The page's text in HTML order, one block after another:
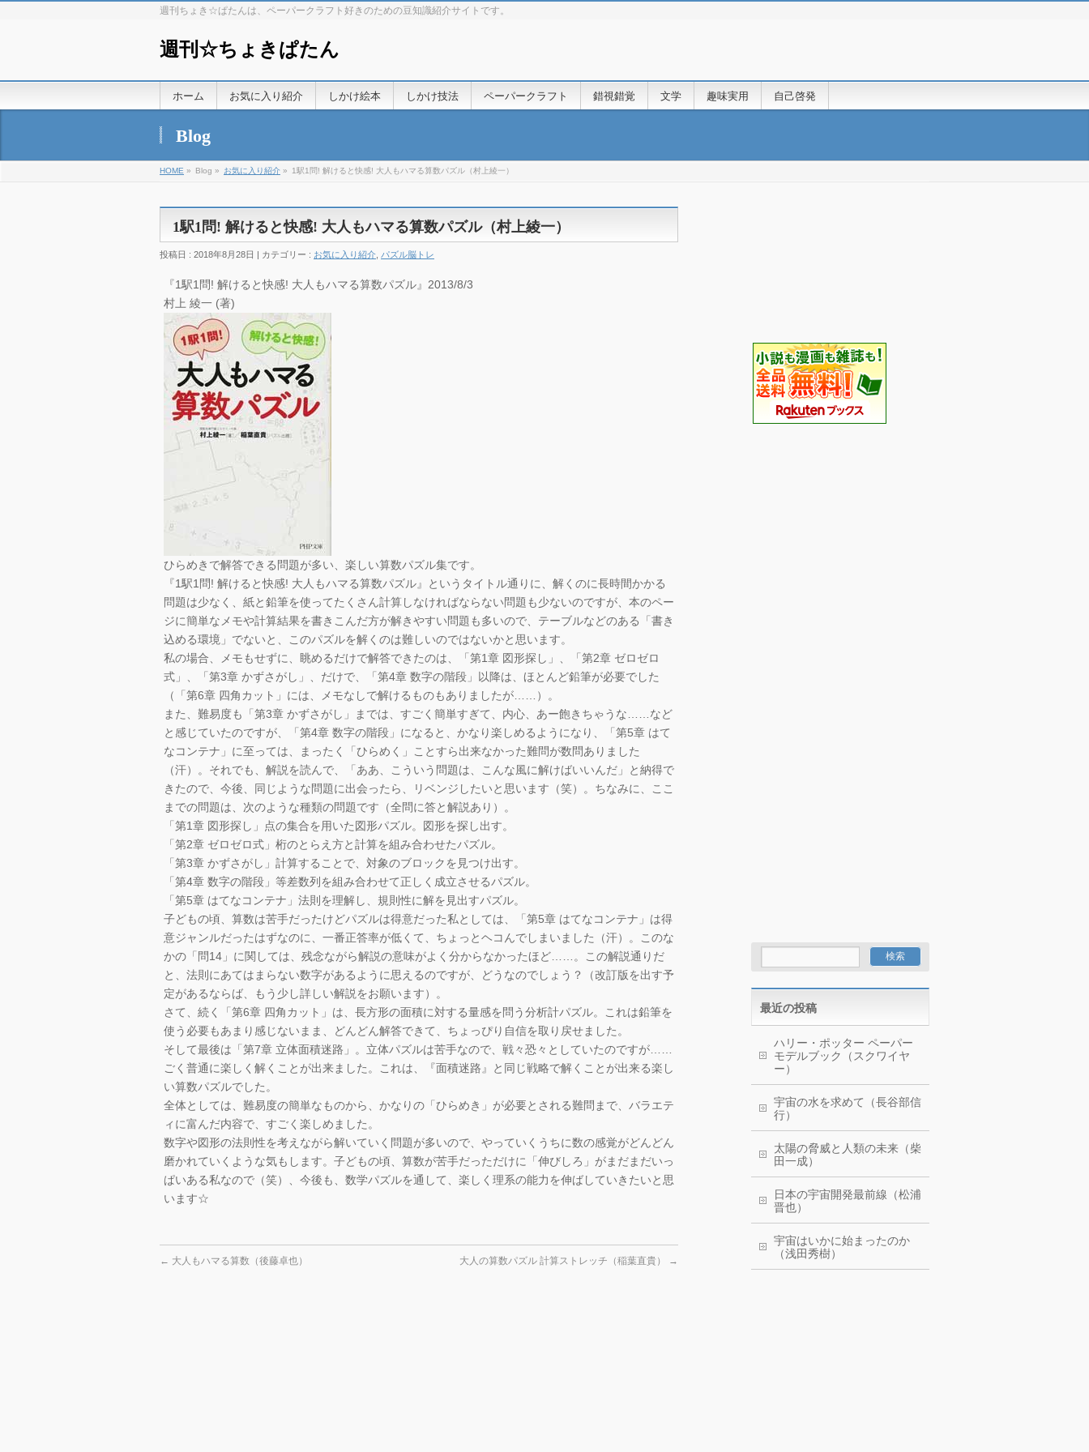
週刊ちょき☆ぱたんは、ペーパークラフト好きのための豆知識紹介サイトです。
週刊☆ちょきぱたん
ホーム お気に入り紹介 しかけ絵本 しかけ技法 ペーパークラフト 錯視錯覚 文学 趣味実用 自己啓発
Blog
HOME » Blog » お気に入り紹介 » 1駅1問! 解けると快感! 大人もハマる算数パズル（村上綾一）
1駅1問! 解けると快感! 大人もハマる算数パズル（村上綾一）
投稿日 : 2018年8月28日 | カテゴリー : お気に入り紹介 パズル脳トレ
『1駅1問! 解けると快感! 大人もハマる算数パズル』2013/8/3
村上 綾一 (著)
ひらめきで解答できる問題が多い、楽しい算数パズル集です。
『1駅1問! 解けると快感! 大人もハマる算数パズル』というタイトル通りに、解くのに長時間かかる
問題は少なく、紙と鉛筆を使ってたくさん計算しなければならない問題も少ないのですが、本のペー
ジに簡単なメモや計算結果を書きこんだ方が解きやすい問題も多いので、テーブルなどのある「書き
込める環境」でないと、このパズルを解くのは難しいのではないかと思います。
私の場合、メモもせずに、眺めるだけで解答できたのは、「第1章 図形探し」、「第2章 ゼロゼロ
式」、「第3章 かずさがし」、だけで、「第4章 数字の階段」以降は、ほとんど鉛筆が必要でした
（「第6章 四角カット」には、メモなしで解けるものもありましたが……）。
また、難易度も「第3章 かずさがし」までは、すごく簡単すぎて、内心、あー飽きちゃうな……など
と感じていたのですが、「第4章 数字の階段」になると、かなり楽しめるようになり、「第5章 はて
なコンテナ」に至っては、まったく「ひらめく」ことすら出来なかった難問が数問ありました
（汗）。それでも、解説を読んで、「ああ、こういう問題は、こんな風に解けばいいんだ」と納得で
きたので、今後、同じような問題に出会ったら、リベンジしたいと思います（笑）。ちなみに、ここ
までの問題は、次のような種類の問題です（全問に答と解説あり）。
「第1章 図形探し」点の集合を用いた図形パズル。図形を探し出す。
「第2章 ゼロゼロ式」桁のとらえ方と計算を組み合わせたパズル。
「第3章 かずさがし」計算することで、対象のブロックを見つけ出す。
「第4章 数字の階段」等差数列を組み合わせて正しく成立させるパズル。
「第5章 はてなコンテナ」法則を理解し、規則性に解を見出すパズル。
子どもの頃、算数は苦手だったけどパズルは得意だった私としては、「第5章 はてなコンテナ」は得
意ジャンルだったはずなのに、一番正答率が低くて、ちょっとヘコんでしまいました（汗）。このな
かの「問14」に関しては、残念ながら解説の意味がよく分からなかったほど……。この解説通りだ
と、法則にあてはまらない数字があるように思えるのですが、どうなのでしょう？（改訂版を出す予
定があるならば、もう少し詳しい解説をお願います）。
さて、続く「第6章 四角カット」は、長方形の面積に対する量感を問う分析計パズル。これは鉛筆を
使う必要もあまり感じないまま、どんどん解答できて、ちょっぴり自信を取り戻せました。
そして最後は「第7章 立体面積迷路」。立体パズルは苦手なので、戦々恐々としていたのですが……
ごく普通に楽しく解くことが出来ました。これは、『面積迷路』と同じ戦略で解くことが出来る楽し
い算数パズルでした。
全体としては、難易度の簡単なものから、かなりの「ひらめき」が必要とされる難問まで、バラエテ
ィに富んだ内容で、すごく楽しめました。
数字や図形の法則性を考えながら解いていく問題が多いので、やっていくうちに数の感覚がどんどん
磨かれていくような気もします。子どもの頃、算数が苦手だっただけに「伸びしろ」がまだまだいっ
ぱいある私なので（笑）、今後も、数学パズルを通して、楽しく理系の能力を伸ばしていきたいと思
います☆
← 大人もハマる算数（後藤卓也） 大人の算数パズル 計算ストレッチ（稲葉直貴） →
最近の投稿
ハリー・ポッター ペーパー
モデルブック（スクワイヤ
ー）
宇宙の水を求めて（長谷部信
行）
太陽の脅威と人類の未来（柴
田一成）
日本の宇宙開発最前線（松浦
晋也）
宇宙はいかに始まったのか
（浅田秀樹）